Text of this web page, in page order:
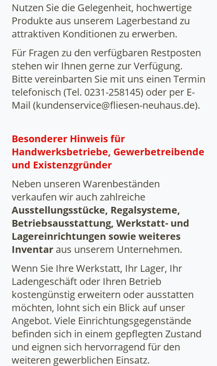
Nutzen Sie die Gelegenheit, hochwertige
Produkte aus unserem Lagerbestand zu
attraktiven Konditionen zu erwerben.
Für Fragen zu den verfügbaren Restposten
stehen wir Ihnen gerne zur Verfügung.
Bitte vereinbarten Sie mit uns einen Termin
telefonisch (Tel. 0231-258145) oder per E-
Mail (kundenservice@fliesen-neuhaus.de).
Besonderer Hinweis für
Handwerksbetriebe, Gewerbetreibende
und Existenzgründer
Neben unseren Warenbeständen
verkaufen wir auch zahlreiche
Ausstellungsstücke, Regalsysteme,
Betriebsausstattung, Werkstatt- und
Lagereinrichtungen sowie weiteres
Inventar aus unserem Unternehmen.
Wenn Sie Ihre Werkstatt, Ihr Lager, Ihr
Ladengeschäft oder Ihren Betrieb
kostengünstig erweitern oder ausstatten
möchten, lohnt sich ein Blick auf unser
Angebot. Viele Einrichtungsgegenstände
befinden sich in einem gepflegten Zustand
und eignen sich hervorragend für den
weiteren gewerblichen Einsatz.